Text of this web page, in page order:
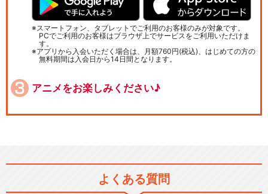
スマートフォン、タブレットでご利用のお客様のみが対象です。
PCでご利用のお客様はブラウザ上でサービスをご利用いただけま
す。
アプリから入会いただく場合は、月額760円(税込)、はじめての方の
無料期間は入会日から14日間となります。
アニメをお楽しみください♪
よくある質問